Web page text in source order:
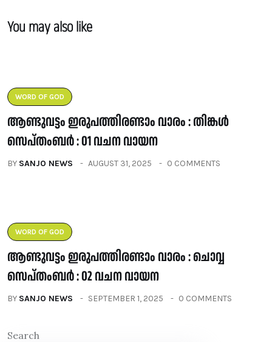
You may also like
WORD OF GOD
ആണ്ടുവട്ടം ഇരുപത്തിരണ്ടാം വാരം : തിങ്കൾ
സെപ്തംബർ : 01 വചന വായന
BY SANJO NEWS AUGUST 31, 2025 0 COMMENTS
WORD OF GOD
ആണ്ടുവട്ടം ഇരുപത്തിരണ്ടാം വാരം : ചൊവ്വ
സെപ്തംബർ : 02 വചന വായന
BY SANJO NEWS SEPTEMBER 1, 2025 0 COMMENTS
Search